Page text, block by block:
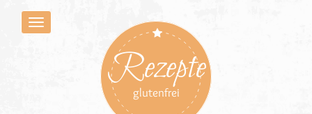
Rezepte
glutenfrei